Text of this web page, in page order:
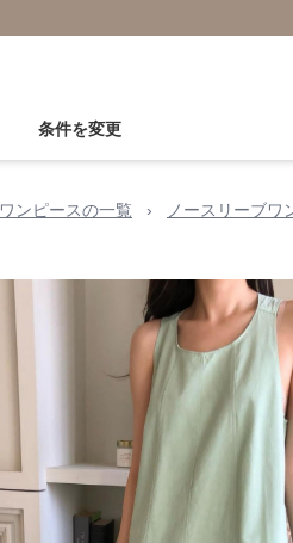
条件を変更
ワンピースの一覧 › ノースリーブワ